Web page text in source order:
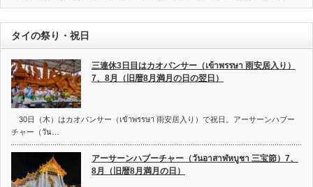
タイの祭り・祝日
三連休3日目はカオパンサー（เข้าพรรษา 雨安居入り）
7、8月（旧暦8月満月の日の翌日）
30日（木）はカオパンサー（เข้าพรรษา 雨安居入り）で祝日。アーサーンハブー
チャー（วัน…
アーサーンハブーチャー（วันอาสาฬหบูชา 三宝節）7、
8月（旧暦8月満月の日）